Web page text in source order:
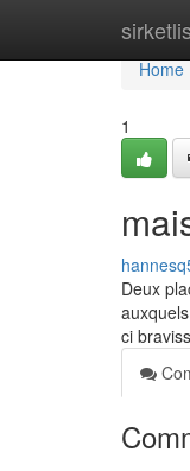
Home
Home
1
Deux
ci